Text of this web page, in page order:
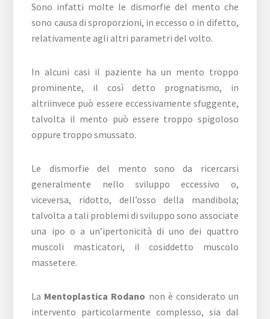
Sono infatti molte le dismorfie del mento che
sono causa di sproporzioni, in eccesso o in difetto,
relativamente agli altri parametri del volto.
In alcuni casi il paziente ha un mento troppo
prominente, il così detto prognatismo, in
altriinvece può essere eccessivamente sfuggente,
talvolta il mento può essere troppo spigoloso
oppure troppo smussato.
Le dismorfie del mento sono da ricercarsi
generalmente nello sviluppo eccessivo o,
viceversa, ridotto, dell’osso della mandibola;
talvolta a tali problemi di sviluppo sono associate
una ipo o a un’ipertonicità di uno dei quattro
muscoli masticatori, il cosiddetto muscolo
massetere.
La Mentoplastica Rodano non è considerato un
intervento particolarmente complesso, sia dal